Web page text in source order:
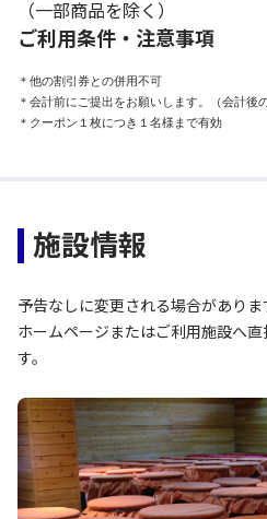
（一部商品を除く）
ご利用条件・注意事項
＊他の割引券との併用不可
＊会計前にご提出をお願いします。（会計後
＊クーポン１枚につき１名様まで有効
施設情報
予告なしに変更される場合がありま
ホームページまたはご利用施設へ
す。